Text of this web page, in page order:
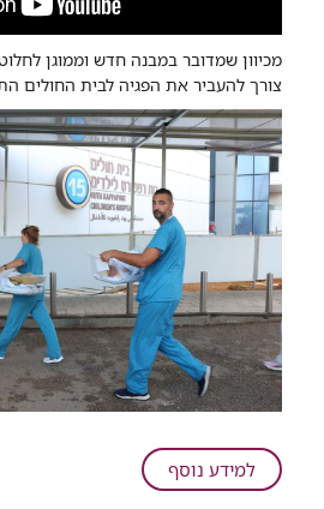
מכיוון שמדובר במבנה חדש וממוגן
צורך להעביר את הפגיה לבית החולים
למידע נוסףעל
מבצע